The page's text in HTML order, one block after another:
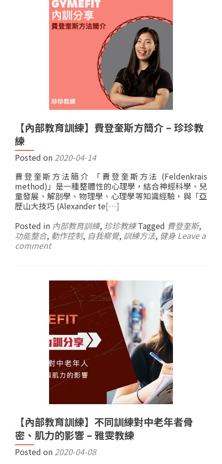
【內部教育訓練】費登奎斯方簡介 – 珍珍教
練
Posted on 2020-04-14
費登奎斯方法簡介 「費登奎斯方法 (Feldenkrais
method)」是一種整體性的心理學，結合神經科學、兒
童發展、解剖學、物理學、心理學等知識經驗，與「亞
歷山大技巧 (Alexander te[…]
Posted in 內部教育訓練, 珍珍教練 Tagged 費登奎斯,
功能整合, 動作控制, 自我察覺, 訓練方法, 健身 Leave a
comment
【內部教育訓練】不同訓練對中老年者骨
密、肌力的影響 – 雅雯教練
Posted on 2020-04-08